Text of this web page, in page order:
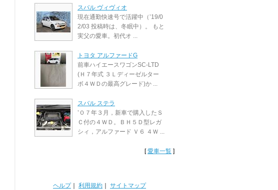
スバル ヴィヴィオ
現在通勤快速号で活躍中（’19/0
2/03 投稿時は、冬眠中）。 もと
実父の愛車。初代オ ...
トヨタ アルファードG
前車ハイエースワゴンSC-LTD
(Ｈ７年式 ３Ｌディーゼルター
ボ４ＷＤの最高グレード)か ...
スバル ステラ
’０７年３月，新車で購入したＳ
Ｃ付の４ＷＤ。ＢＨ５Ｄ型レガ
シィ，アルファード Ｖ６ ４Ｗ ...
[愛車一覧 ]
ヘルプ｜ 利用規約 サイトマップ